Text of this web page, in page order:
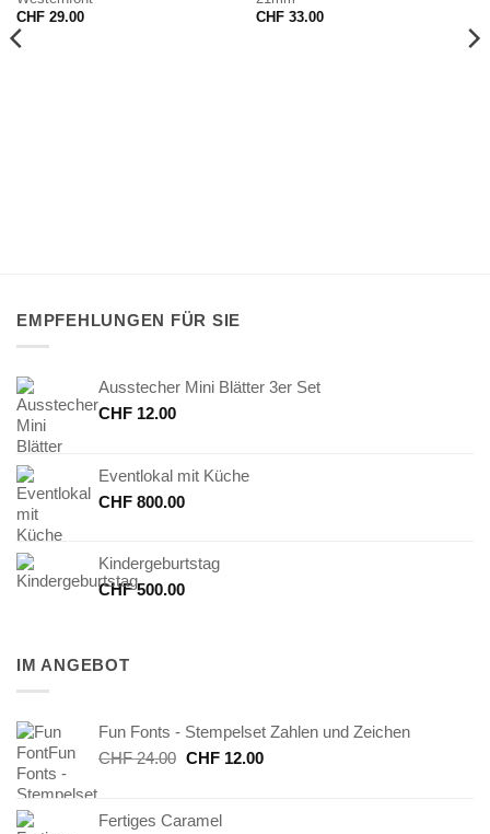
CHF29.00
CHF33.00
EMPFEHLUNGEN FÜR SIE
Ausstecher Mini Blätter 3er Set
CHF 12.00
Eventlokal mit Küche
CHF 800.00
Kindergeburtstag
CHF500.00
IM ANGEBOT
Fun Fonts - Stempelset Zahlen und Zeichen
CHF24.00 Ursprünglicher
CHF 24.00
CHF12.00Aktueller
Fertiges Caramel